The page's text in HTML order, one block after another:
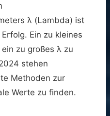
λ (Lambda) ist
Ein zu kleines
zu großes λ zu
stehen
Methoden zur
Werte zu finden.